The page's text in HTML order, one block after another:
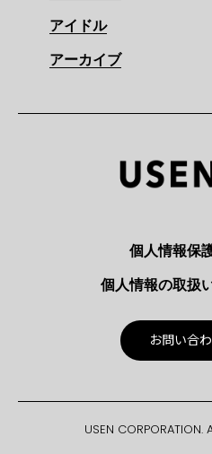
アイドル
アーカイブ
個人情報保
個人情報の取扱
お問い合
USEN